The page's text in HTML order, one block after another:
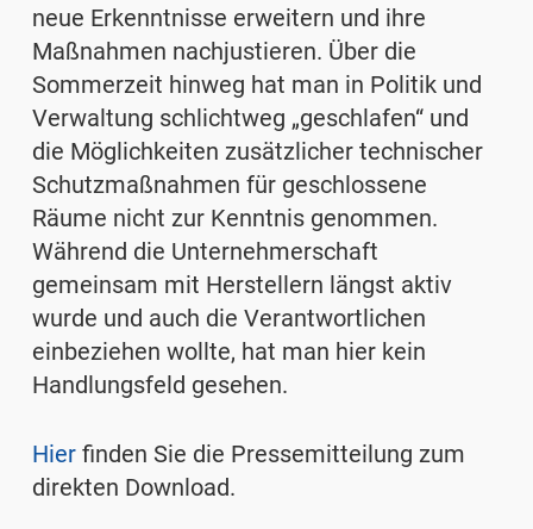
neue Erkenntnisse erweitern und ihre
Maßnahmen nachjustieren. Über die
Sommerzeit hinweg hat man in Politik und
Verwaltung schlichtweg „geschlafen“ und
die Möglichkeiten zusätzlicher technischer
Schutzmaßnahmen für geschlossene
Räume nicht zur Kenntnis genommen.
Während die Unternehmerschaft
gemeinsam mit Herstellern längst aktiv
wurde und auch die Verantwortlichen
einbeziehen wollte, hat man hier kein
Handlungsfeld gesehen.
Hierfinden Sie die Pressemitteilung zum
direkten Download.